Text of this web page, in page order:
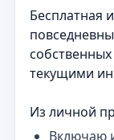
Бесплатная
текущими
Из личной
Включаю